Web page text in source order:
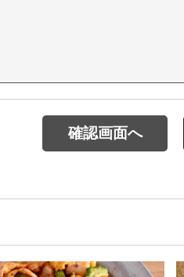
確認画面へ